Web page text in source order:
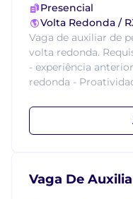
Presencial
Volta Redonda /
Vaga de auxiliar de
volta redonda.
- experiência
redonda -
Vaga De